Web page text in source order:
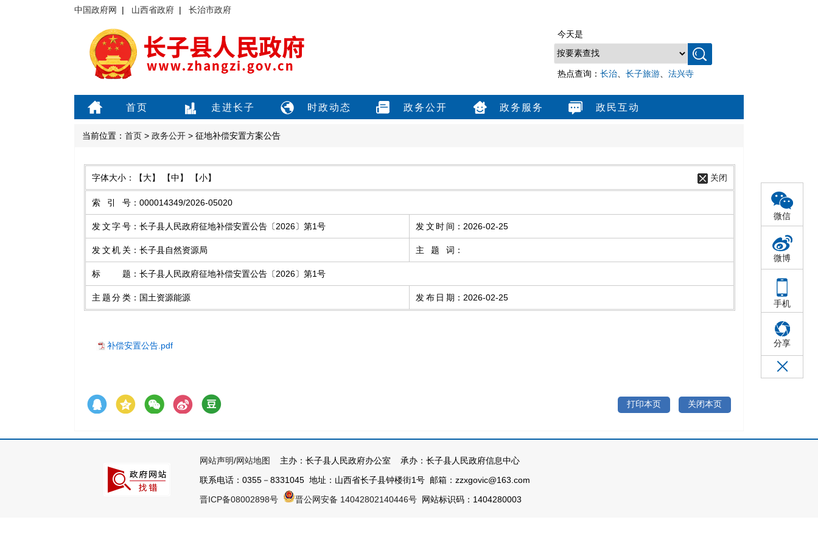
微信
微博
手机
分享
中国政府网 | 山西省政府 | 长治市政府
今天是
热点查询： 长治 长子旅游 法兴寺
首页 走进长子 时政动态 政务公开 政务服务 政民互动
当前位置： 首页 > 政务公开 > 征地补偿安置方案公告
字体大小： 【大】 【中】 【小】 关闭
索引号 ： 000014349/2026-05020
发文字号 ： 长子县人民政府征地补偿安置公告〔2026〕第1号 发文时间 ： 2026-02-25
发文机关 ： 长子县自然资源局 主题词 ：
标题 ： 长子县人民政府征地补偿安置公告〔2026〕第1号
主题分类 ： 国土资源能源 发布日期 ： 2026-02-25
补偿安置公告.pdf
打印本页 关闭本页
网站声明/网站地图
主办：长子县人民政府办公室 承办：长子县人民政府信息中心
联系电话：0355－8331045 地址：山西省长子县钟楼街1号 邮箱：zzxgovic@163.com
晋ICP备08002898号
晋公网安备 14042802140446号 网站标识码：1404280003